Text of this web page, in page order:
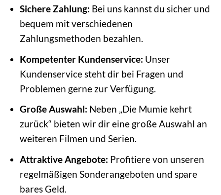
Sichere Zahlung: Bei uns kannst du sicher und
bequem mit verschiedenen
Zahlungsmethoden bezahlen.
Kompetenter Kundenservice: Unser
Kundenservice steht dir bei Fragen und
Problemen gerne zur Verfügung.
Große Auswahl: Neben „Die Mumie kehrt
zurück“ bieten wir dir eine große Auswahl an
weiteren Filmen und Serien.
Attraktive Angebote: Profitiere von unseren
regelmäßigen Sonderangeboten und spare
bares Geld.